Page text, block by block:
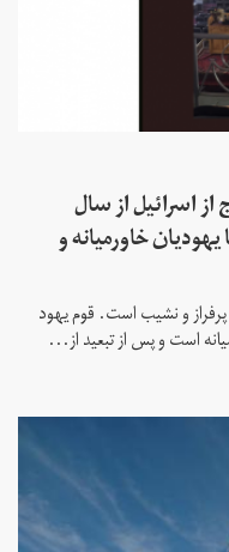
اسرائیل از سال
یهودیان خاورمیانه و
پرفراز و نشیب است. قوم یهود
است و پس از تبعید از...